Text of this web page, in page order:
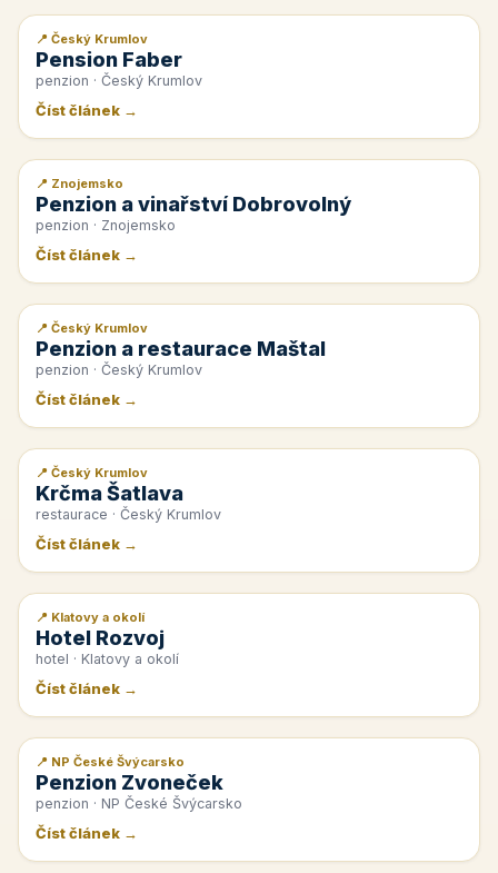
📰 PR článek
📍 Český Krumlov
Pension Faber
penzion · Český Krumlov
Číst článek →
📰 PR článek
📍 Znojemsko
Penzion a vinařství Dobrovolný
penzion · Znojemsko
Číst článek →
📰 PR článek
📍 Český Krumlov
Penzion a restaurace Maštal
penzion · Český Krumlov
Číst článek →
📰 PR článek
📍 Český Krumlov
Krčma Šatlava
restaurace · Český Krumlov
Číst článek →
📰 PR článek
📍 Klatovy a okolí
Hotel Rozvoj
hotel · Klatovy a okolí
Číst článek →
📰 PR článek
📍 NP České Švýcarsko
Penzion Zvoneček
penzion · NP České Švýcarsko
Číst článek →